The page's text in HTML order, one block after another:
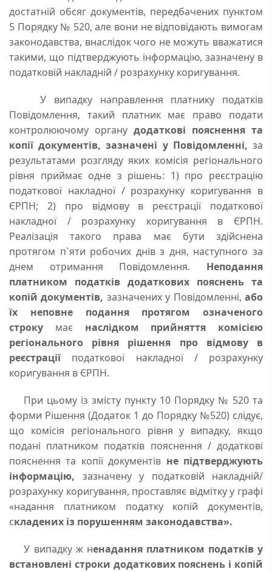
достатній обсяг документів, передбачених пунктом
5 Порядку № 520, але вони не відповідають вимогам
законодавства, внаслідок чого не можуть вважатися
такими, що підтверджують інформацію, зазначену в
податковій накладній / розрахунку коригування.
У випадку направлення платнику податків
Повідомлення, такий платник має право подати
контролюючому органу додаткові пояснення та
копії документів, зазначені у Повідомленні, за
результатами розгляду яких комісія регіонального
рівня приймає одне з рішень: 1) про реєстрацію
податкової накладної / розрахунку коригування в
ЄРПН; 2) про відмову в реєстрації податкової
накладної / розрахунку коригування в ЄРПН.
Реалізація такого права має бути здійснена
протягом п`яти робочих днів з дня, наступного за
днем отримання Повідомлення. Неподання
платником податків додаткових пояснень та
копій документів, зазначених у Повідомленні,або
їх неповне подання протягом означеного
строку має наслідком прийняття комісією
регіонального рівня рішення про відмову в
реєстрації податкової накладної / розрахунку
коригування в ЄРПН.
При цьому із змісту пункту 10 Порядку № 520 та
форми Рішення (Додаток 1 до Порядку №520) слідує,
що комісія регіонального рівня у випадку, якщо
подані платником податків пояснення / додаткові
пояснення та копії документів не підтверджують
інформацію, зазначену у податковій накладній/
розрахунку коригування, проставляє відмітку у графі
«надання платником податку копій документів,
складених із порушенням законодавства».
У випадку ж ненадання платником податків у
встановлені строки додаткових пояснень і копій